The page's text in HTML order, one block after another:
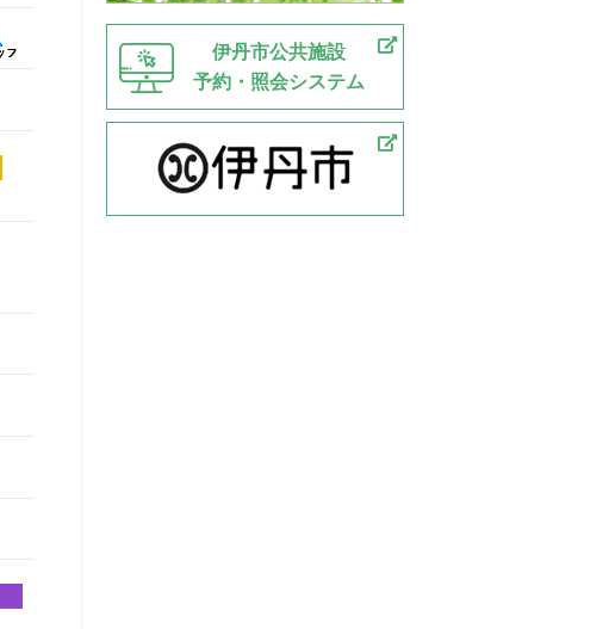
伊丹市公共施設
予約・照会システム